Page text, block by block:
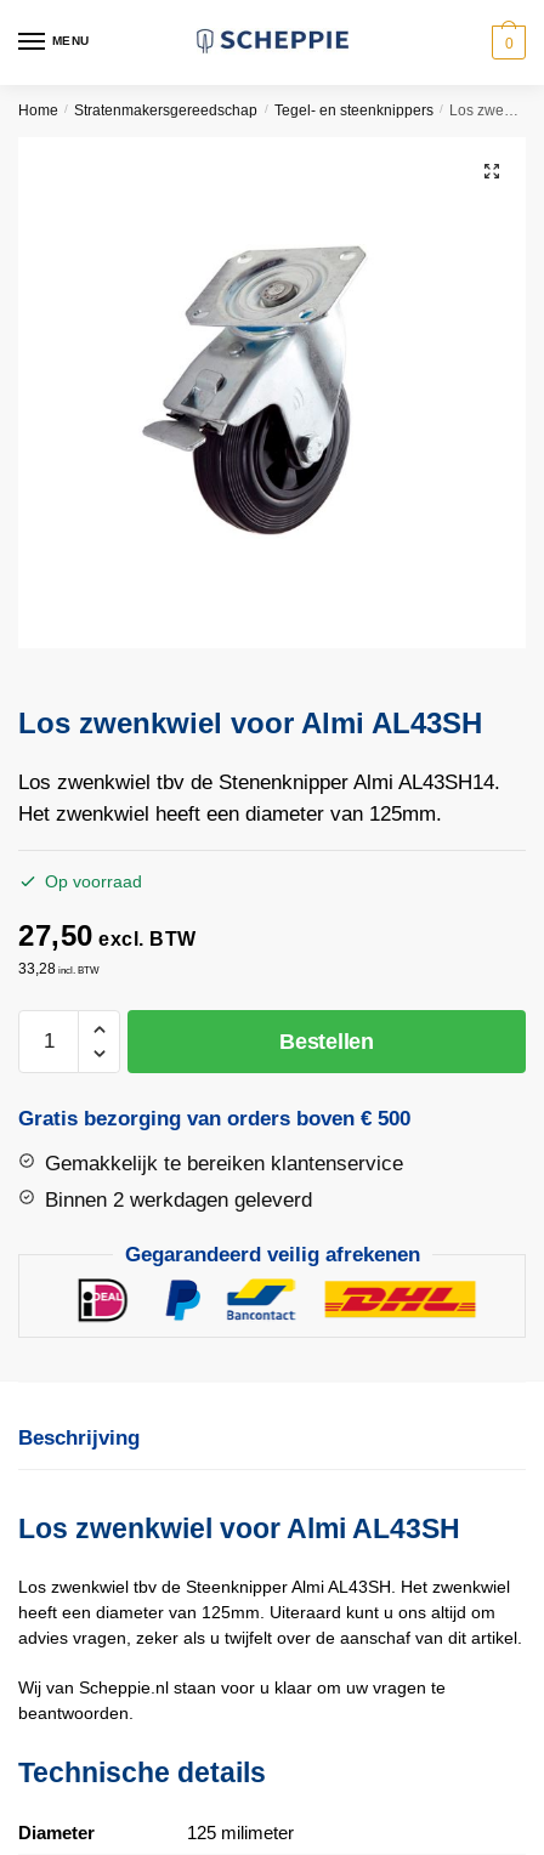
MENU 0
Home / Stratenmakersgereedschap / Tegel- en steenknippers / Los zwenkwiel voor Almi AL43SH
🔍
Los zwenkwiel voor Almi AL43SH
Los zwenkwiel tbv de Stenenknipper Almi AL43SH14.
Het zwenkwiel heeft een diameter van 125mm.
Op voorraad
27,50 excl. BTW
33,28 incl. BTW
zwenkwiel
Almi
aantal
Bestellen
Gratis bezorging van orders boven € 500
Gemakkelijk te bereiken klantenservice
Binnen 2 werkdagen geleverd
Gegarandeerd veilig afrekenen
Beschrijving
Los zwenkwiel voor Almi AL43SH
Los zwenkwiel tbv de Steenknipper Almi AL43SH. Het zwenkwiel
heeft een diameter van 125mm. Uiteraard kunt u ons altijd om
advies vragen, zeker als u twijfelt over de aanschaf van dit artikel.
Wij van Scheppie.nl staan voor u klaar om uw vragen te
beantwoorden.
Technische details
Diameter 125 milimeter